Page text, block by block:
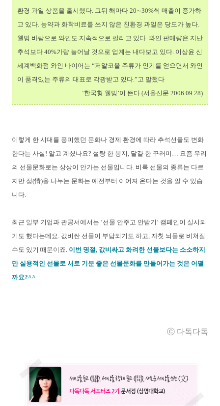
환경 과일 상품을 출시했다. 그뒤 해마다 20∼30%씩 매출이 증가하
고 있다. 농약과 화학비료를 쓰지 않은 친환경 과일은 당도가 높다.
웰빙 바람으로 와인도 지속적으로 팔리고 있다. 와인 판매량은 지난
추석보다 40%가량 늘어날 것으로 업계는 내다보고 있다. 이상윤 신
세계백화점 와인 바이어는 “저알코올 주류가 인기를 얻으면서 와인
이 품격있는 주류의 대표로 각광받고 있다.”고 말했다
‘한국형 웰빙’이 뜬다 (서울신문 2006.09.28)
이렇게 한 시대를 풍미했던 문화나 경제 환경에 따라 추석선물도 변화
한다는 사실! 알고 계셨나요? 설탕 한 봉지, 달걀 한 꾸러미… 요즘 우리
의 선물문화로는 상상이 안가는 선물입니다. 비록 선물의 종류는 다르
지만 정(情)을 나누는 문화는 예전부터 이어져 온다는 것을 알 수 있습
니다.
최근 일부 기업과 관공서에서는 ‘선물 안주고 안받기’ 캠페인이 실시되
기도 했다는데요. 값비싼 선물이 부담되기도 하고, 자칫 뇌물로 비쳐질
수도 있기 때문이죠. 이번 명절, 값비싸고 화려한 선물보다는 소소하지
만 실용적인 선물로 서로 기분 좋은 선물문화를 만들어가는 것은 어떨
까요?^^
ⓒ 다독다독